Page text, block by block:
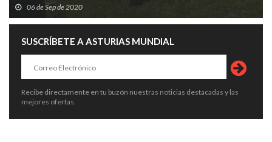
06 de Sep de 2020
SUSCRÍBETE A ASTURIAS MUNDIAL
Recibe directamente en tu buzón nuestras noticias destacadas y las
mejores ofertas.